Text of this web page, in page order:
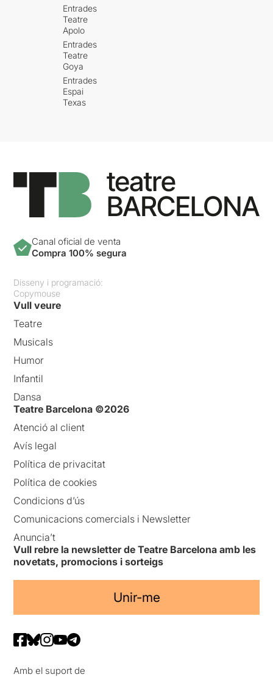
Entrades
Teatre
Apolo
Entrades
Teatre
Goya
Entrades
Espai
Texas
Canal oficial de venta
Compra 100% segura
Disseny i programació:
Copymouse
Vull veure
Teatre
Musicals
Humor
Infantil
Dansa
Teatre Barcelona ©2026
Atenció al client
Avís legal
Política de privacitat
Política de cookies
Condicions d’ús
Comunicacions comercials i Newsletter
Anuncia’t
Vull rebre la newsletter de Teatre Barcelona amb les
novetats, promocions i sorteigs
Unir-me
Amb el suport de